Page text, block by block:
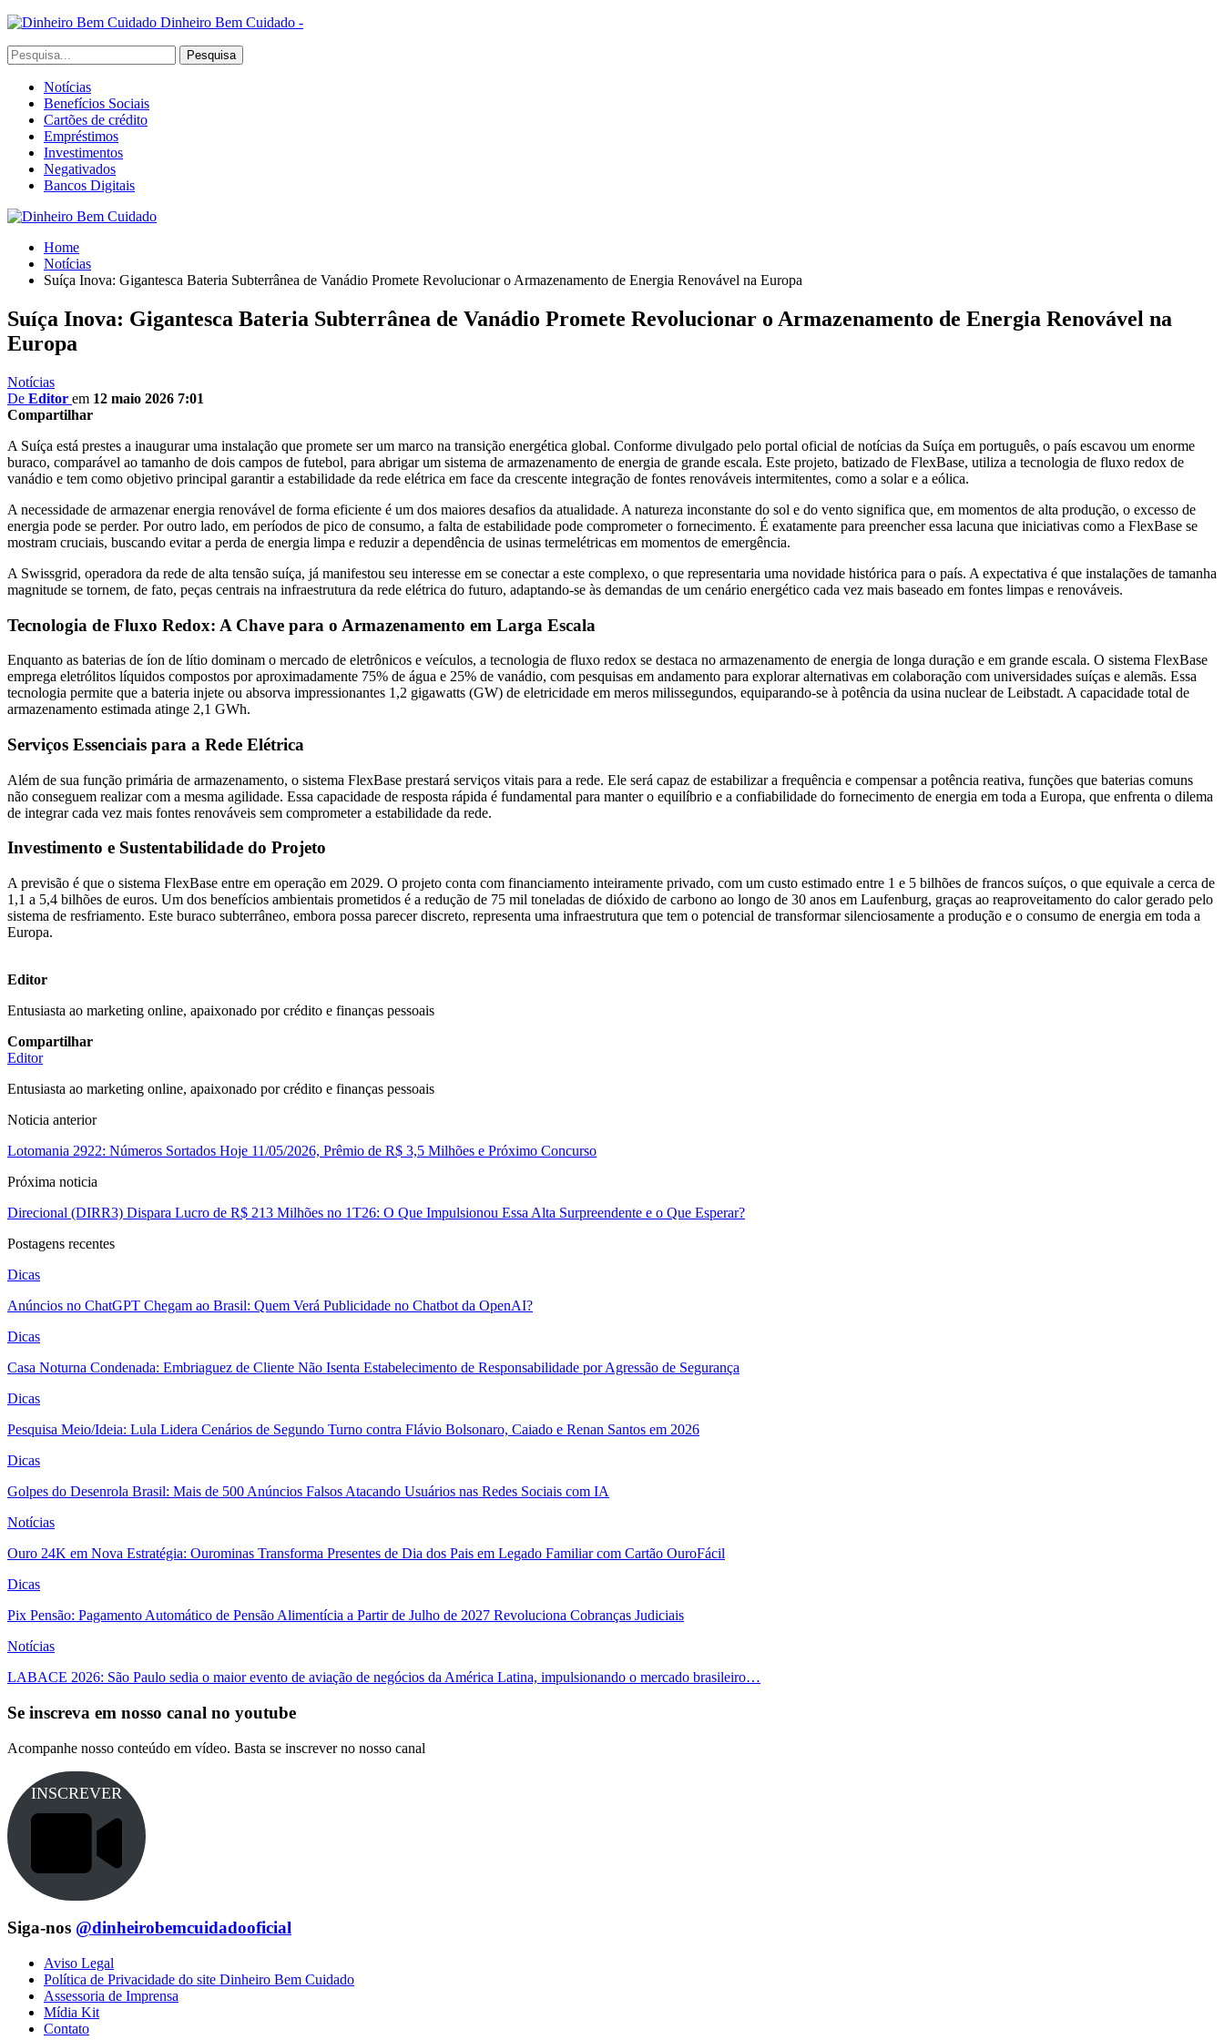
Dinheiro Bem Cuidado -
Notícias
Benefícios Sociais
Cartões de crédito
Empréstimos
Investimentos
Negativados
Bancos Digitais
Home
Notícias
Suíça Inova: Gigantesca Bateria Subterrânea de Vanádio Promete Revolucionar o Armazenamento de Energia Renovável na Europa
Suíça Inova: Gigantesca Bateria Subterrânea de Vanádio Promete Revolucionar o Armazenamento de Energia Renovável na
Europa
Notícias
De Editor em 12 maio 2026 7:01
Compartilhar
A Suíça está prestes a inaugurar uma instalação que promete ser um marco na transição energética global. Conforme divulgado pelo portal oficial de notícias da Suíça em português, o país escavou um enorme
buraco, comparável ao tamanho de dois campos de futebol, para abrigar um sistema de armazenamento de energia de grande escala. Este projeto, batizado de FlexBase, utiliza a tecnologia de fluxo redox de
vanádio e tem como objetivo principal garantir a estabilidade da rede elétrica em face da crescente integração de fontes renováveis intermitentes, como a solar e a eólica.
A necessidade de armazenar energia renovável de forma eficiente é um dos maiores desafios da atualidade. A natureza inconstante do sol e do vento significa que, em momentos de alta produção, o excesso de
energia pode se perder. Por outro lado, em períodos de pico de consumo, a falta de estabilidade pode comprometer o fornecimento. É exatamente para preencher essa lacuna que iniciativas como a FlexBase se
mostram cruciais, buscando evitar a perda de energia limpa e reduzir a dependência de usinas termelétricas em momentos de emergência.
A Swissgrid, operadora da rede de alta tensão suíça, já manifestou seu interesse em se conectar a este complexo, o que representaria uma novidade histórica para o país. A expectativa é que instalações de tamanha
magnitude se tornem, de fato, peças centrais na infraestrutura da rede elétrica do futuro, adaptando-se às demandas de um cenário energético cada vez mais baseado em fontes limpas e renováveis.
Tecnologia de Fluxo Redox: A Chave para o Armazenamento em Larga Escala
Enquanto as baterias de íon de lítio dominam o mercado de eletrônicos e veículos, a tecnologia de fluxo redox se destaca no armazenamento de energia de longa duração e em grande escala. O sistema FlexBase
emprega eletrólitos líquidos compostos por aproximadamente 75% de água e 25% de vanádio, com pesquisas em andamento para explorar alternativas em colaboração com universidades suíças e alemãs. Essa
tecnologia permite que a bateria injete ou absorva impressionantes 1,2 gigawatts (GW) de eletricidade em meros milissegundos, equiparando-se à potência da usina nuclear de Leibstadt. A capacidade total de
armazenamento estimada atinge 2,1 GWh.
Serviços Essenciais para a Rede Elétrica
Além de sua função primária de armazenamento, o sistema FlexBase prestará serviços vitais para a rede. Ele será capaz de estabilizar a frequência e compensar a potência reativa, funções que baterias comuns
não conseguem realizar com a mesma agilidade. Essa capacidade de resposta rápida é fundamental para manter o equilíbrio e a confiabilidade do fornecimento de energia em toda a Europa, que enfrenta o dilema
de integrar cada vez mais fontes renováveis sem comprometer a estabilidade da rede.
Investimento e Sustentabilidade do Projeto
A previsão é que o sistema FlexBase entre em operação em 2029. O projeto conta com financiamento inteiramente privado, com um custo estimado entre 1 e 5 bilhões de francos suíços, o que equivale a cerca de
1,1 a 5,4 bilhões de euros. Um dos benefícios ambientais prometidos é a redução de 75 mil toneladas de dióxido de carbono ao longo de 30 anos em Laufenburg, graças ao reaproveitamento do calor gerado pelo
sistema de resfriamento. Este buraco subterrâneo, embora possa parecer discreto, representa uma infraestrutura que tem o potencial de transformar silenciosamente a produção e o consumo de energia em toda a
Europa.
Editor
Entusiasta ao marketing online, apaixonado por crédito e finanças pessoais
Compartilhar
Editor
Entusiasta ao marketing online, apaixonado por crédito e finanças pessoais
Noticia anterior
Lotomania 2922: Números Sortados Hoje 11/05/2026, Prêmio de R$ 3,5 Milhões e Próximo Concurso
Próxima noticia
Direcional (DIRR3) Dispara Lucro de R$ 213 Milhões no 1T26: O Que Impulsionou Essa Alta Surpreendente e o Que Esperar?
Postagens recentes
Dicas
Anúncios no ChatGPT Chegam ao Brasil: Quem Verá Publicidade no Chatbot da OpenAI?
Dicas
Casa Noturna Condenada: Embriaguez de Cliente Não Isenta Estabelecimento de Responsabilidade por Agressão de Segurança
Dicas
Pesquisa Meio/Ideia: Lula Lidera Cenários de Segundo Turno contra Flávio Bolsonaro, Caiado e Renan Santos em 2026
Dicas
Golpes do Desenrola Brasil: Mais de 500 Anúncios Falsos Atacando Usuários nas Redes Sociais com IA
Notícias
Ouro 24K em Nova Estratégia: Ourominas Transforma Presentes de Dia dos Pais em Legado Familiar com Cartão OuroFácil
Dicas
Pix Pensão: Pagamento Automático de Pensão Alimentícia a Partir de Julho de 2027 Revoluciona Cobranças Judiciais
Notícias
LABACE 2026: São Paulo sedia o maior evento de aviação de negócios da América Latina, impulsionando o mercado brasileiro…
Se inscreva em nosso canal no youtube
Acompanhe nosso conteúdo em vídeo. Basta se inscrever no nosso canal
INSCREVER
Siga-nos @dinheirobemcuidadooficial
Aviso Legal
Política de Privacidade do site Dinheiro Bem Cuidado
Assessoria de Imprensa
Mídia Kit
Contato